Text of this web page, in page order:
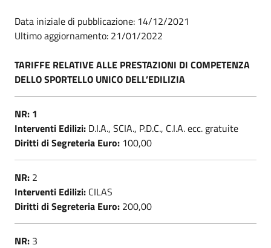
Data iniziale di pubblicazione: 14/12/2021
Ultimo aggiornamento: 21/01/2022
TARIFFE RELATIVE ALLE PRESTAZIONI DI COMPETENZA
DELLO SPORTELLO UNICO DELL’EDILIZIA
NR: 1
Interventi Edilizi: D.I.A., SCIA., P.D.C., C.I.A. ecc. gratuite
Diritti di Segreteria Euro: 100,00
NR: 2
Interventi Edilizi: CILAS
Diritti di Segreteria Euro: 200,00
NR: 3